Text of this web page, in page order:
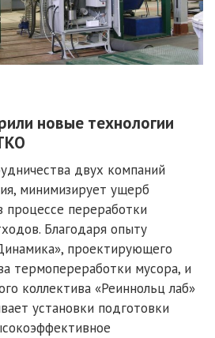
новые технологии
двух компаний
минимизирует ущерб
переработки
Благодаря опыту
проектирующего
термопереработки мусора, и
коллектива «Реиннольц лаб»
установки подготовки